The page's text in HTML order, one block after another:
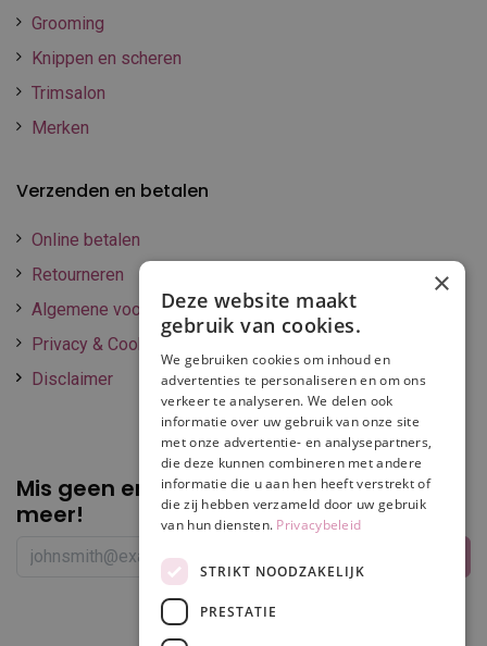
Grooming
Knippen en scheren
Trimsalon
Merken
Verzenden en betalen
Online betalen
Retourneren
Algemene voorwaarden
Privacy & Cookie policy
Disclaimer
Mis geen enkelepromotie of korting
meer!
×
Deze website maakt
gebruik van cookies.
We gebruiken cookies om inhoud en
advertenties te personaliseren en om ons
verkeer te analyseren. We delen ook
informatie over uw gebruik van onze site
met onze advertentie- en analysepartners,
die deze kunnen combineren met andere
informatie die u aan hen heeft verstrekt of
die zij hebben verzameld door uw gebruik
van hun diensten. Privacybeleid
STRIKT NOODZAKELIJK
PRESTATIE